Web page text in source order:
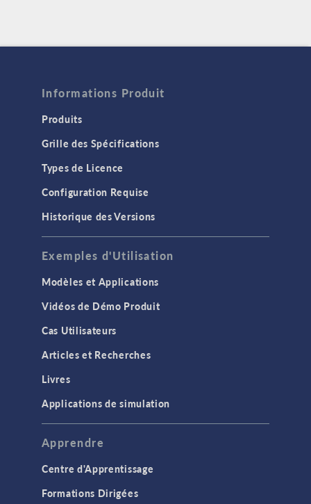
Informations Produit
Produits
Grille des Spécifications
Types de Licence
Configuration Requise
Historique des Versions
Exemples d'Utilisation
Modèles et Applications
Vidéos de Démo Produit
Cas Utilisateurs
Articles et Recherches
Livres
Applications de simulation
Apprendre
Centre d'Apprentissage
Formations Dirigées